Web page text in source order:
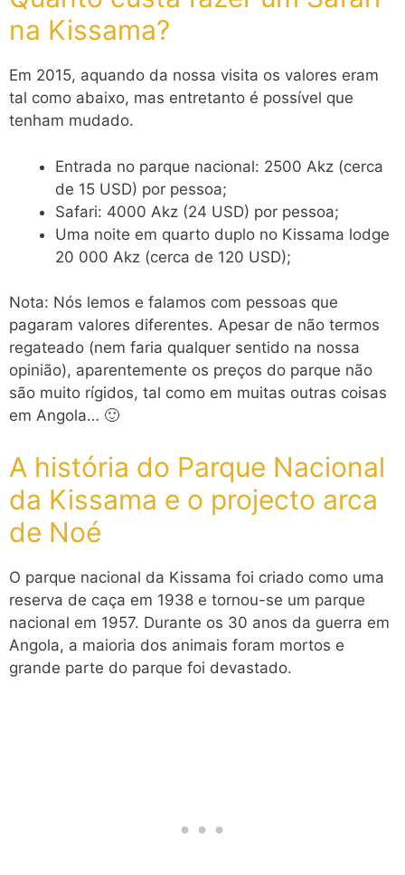
na Kissama?
Em 2015, aquando da nossa visita os valores eram
tal como abaixo, mas entretanto é possível que
tenham mudado.
Entrada no parque nacional: 2500 Akz (cerca
de 15 USD) por pessoa;
Safari: 4000 Akz (24 USD) por pessoa;
Uma noite em quarto duplo no Kissama lodge
20 000 Akz (cerca de 120 USD);
Nota: Nós lemos e falamos com pessoas que
pagaram valores diferentes. Apesar de não termos
regateado (nem faria qualquer sentido na nossa
opinião), aparentemente os preços do parque não
são muito rígidos, tal como em muitas outras coisas
em Angola… 🙂
A história do Parque Nacional
da Kissama e o projecto arca
de Noé
O parque nacional da Kissama foi criado como uma
reserva de caça em 1938 e tornou-se um parque
nacional em 1957. Durante os 30 anos da guerra em
Angola, a maioria dos animais foram mortos e
grande parte do parque foi devastado.